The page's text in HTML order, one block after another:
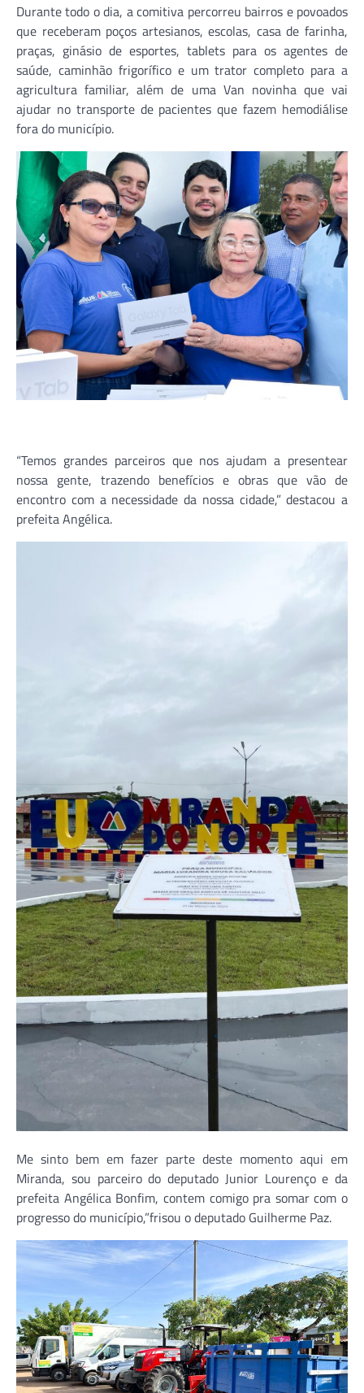
Durante todo o dia, a comitiva percorreu bairros e povoados
que receberam poços artesianos, escolas, casa de farinha,
praças, ginásio de esportes, tablets para os agentes de
saúde, caminhão frigorífico e um trator completo para a
agricultura familiar, além de uma Van novinha que vai
ajudar no transporte de pacientes que fazem hemodiálise
fora do município.
“Temos grandes parceiros que nos ajudam a presentear
nossa gente, trazendo benefícios e obras que vão de
encontro com a necessidade da nossa cidade,” destacou a
prefeita Angélica.
Me sinto bem em fazer parte deste momento aqui em
Miranda, sou parceiro do deputado Junior Lourenço e da
prefeita Angélica Bonfim, contem comigo pra somar com o
progresso do município,”frisou o deputado Guilherme Paz.